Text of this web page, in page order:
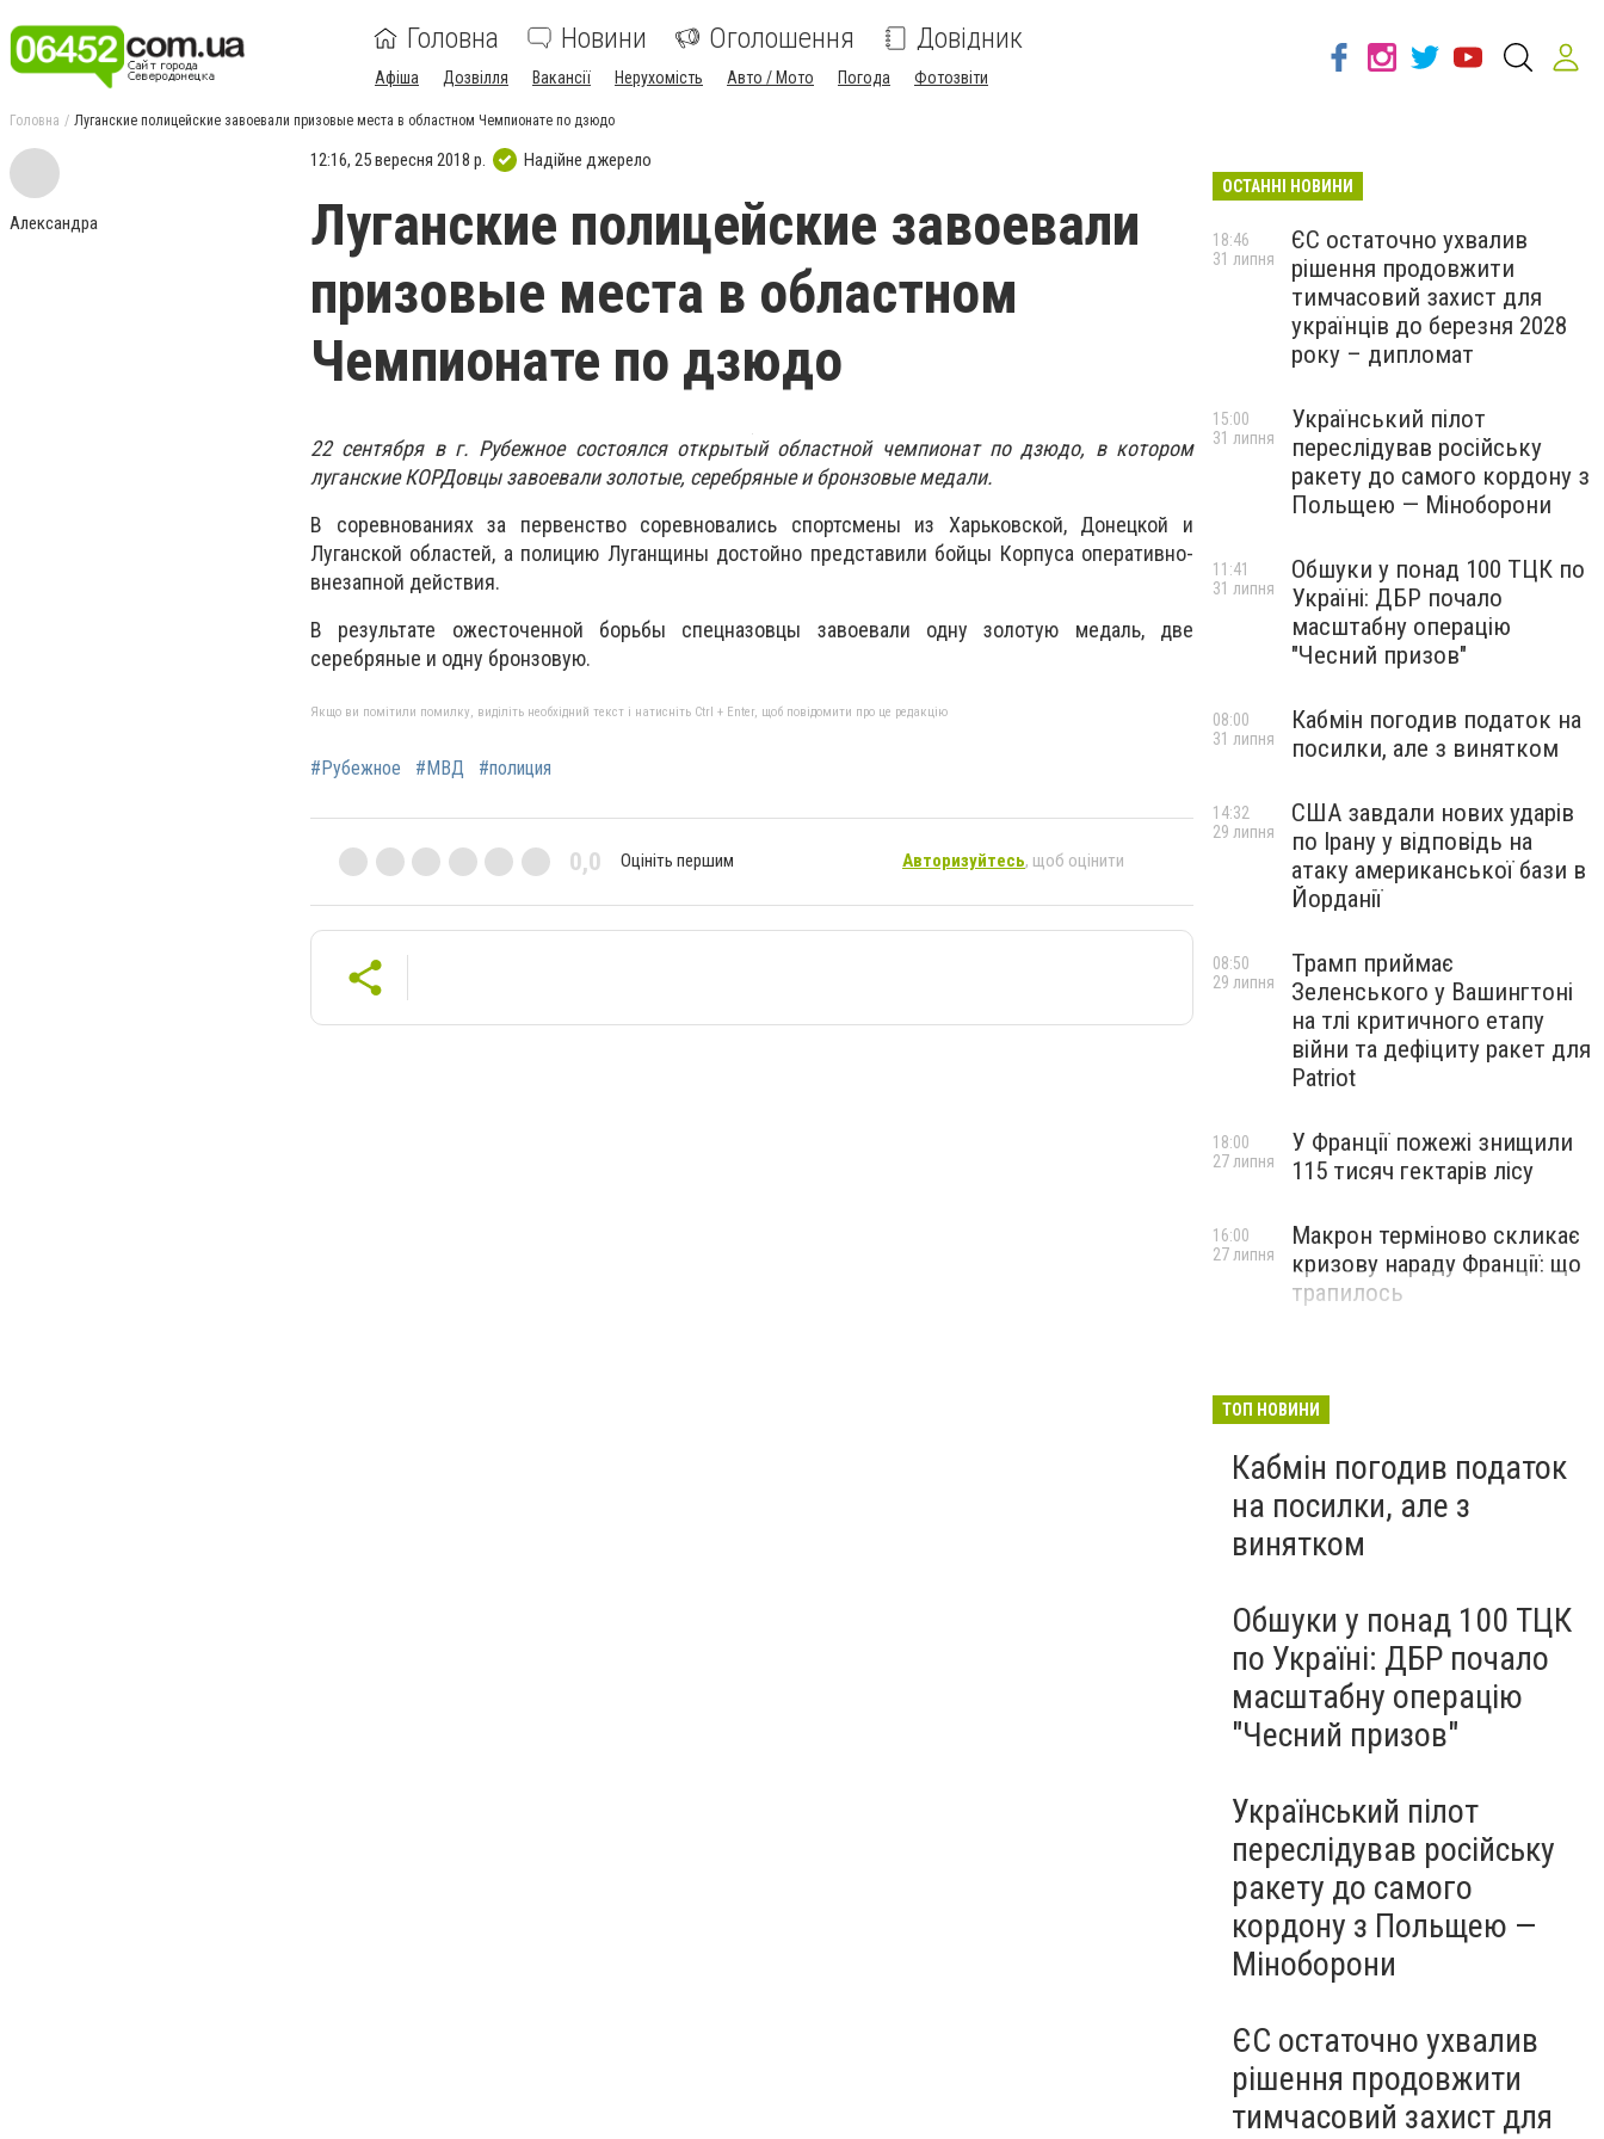
Головна Новини Оголошення Довідник
Афіша Дозвілля Вакансії Нерухомість Авто / Мото Погода Фотозвіти
Головна Луганские полицейские завоевали призовые места в областном Чемпионате по дзюдо
Александра
12:16, 25 вересня 2018 р. Надійне джерело
Луганские полицейские завоевали
призовые места в областном
Чемпионате по дзюдо
22 сентября в г. Рубежное состоялся открытый областной чемпионат по дзюдо, в котором
луганские КОРДовцы завоевали золотые, серебряные и бронзовые медали.
В соревнованиях за первенство соревновались спортсмены из Харьковской, Донецкой и
Луганской областей, а полицию Луганщины достойно представили бойцы Корпуса оперативно-
внезапной действия.
В результате ожесточенной борьбы спецназовцы завоевали одну золотую медаль, две
серебряные и одну бронзовую.
Якщо ви помітили помилку, виділіть необхідний текст і натисніть Ctrl + Enter, щоб повідомити про це редакцію
#Рубежное #МВД #полиция
0,0 Оцініть першим Авторизуйтесь, щоб оцінити
ОСТАННІ НОВИНИ
ЄС остаточно ухвалив
рішення продовжити
тимчасовий захист для
українців до березня 2028
року – дипломат
18:46
31 липня
Український пілот
переслідував російську
ракету до самого кордону з
Польщею — Міноборони
15:00
31 липня
Обшуки у понад 100 ТЦК по
Україні: ДБР почало
масштабну операцію
"Чесний призов"
11:41
31 липня
Кабмін погодив податок на
посилки, але з винятком
08:00
31 липня
США завдали нових ударів
по Ірану у відповідь на
атаку американської бази в
Йорданії
14:32
29 липня
Трамп приймає
Зеленського у Вашингтоні
на тлі критичного етапу
війни та дефіциту ракет для
Patriot
08:50
29 липня
У Франції пожежі знищили
115 тисяч гектарів лісу
18:00
27 липня
Макрон терміново скликає
кризову нараду Франції: що
трапилось
16:00
27 липня
ТОП НОВИНИ
Кабмін погодив податок
на посилки, але з
винятком
Обшуки у понад 100 ТЦК
по Україні: ДБР почало
масштабну операцію
"Чесний призов"
Український пілот
переслідував російську
ракету до самого
кордону з Польщею —
Міноборони
ЄС остаточно ухвалив
рішення продовжити
тимчасовий захист для